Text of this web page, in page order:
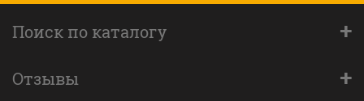
Поиск по каталогу +
Отзывы +